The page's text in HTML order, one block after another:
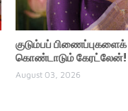
குடும்பப் பிணைப்புகளைக்
கொண்டாடும் கேரட்லேன்!
August 03, 2026